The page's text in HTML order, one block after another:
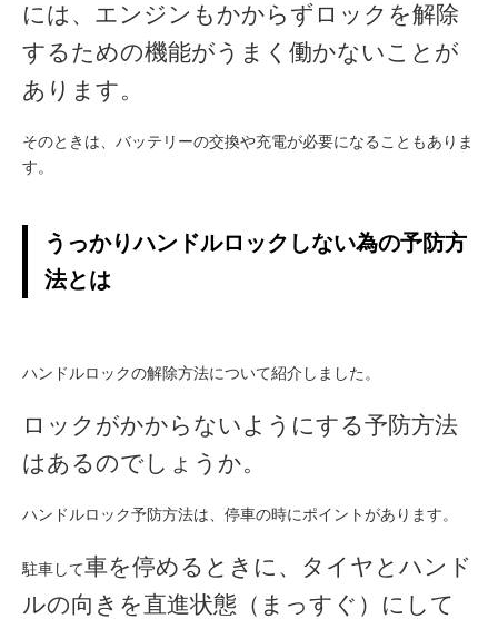
には、エンジンもかからずロックを解除
するための機能がうまく働かないことが
あります。
そのときは、バッテリーの交換や充電が必要になることもありま
す。
うっかりハンドルロックしない為の予防方
法とは
ハンドルロックの解除方法について紹介しました。
ロックがかからないようにする予防方法
はあるのでしょうか。
ハンドルロック予防方法は、停車の時にポイントがあります。
駐車して車を停めるときに、タイヤとハンド
ルの向きを直進状態（まっすぐ）にして